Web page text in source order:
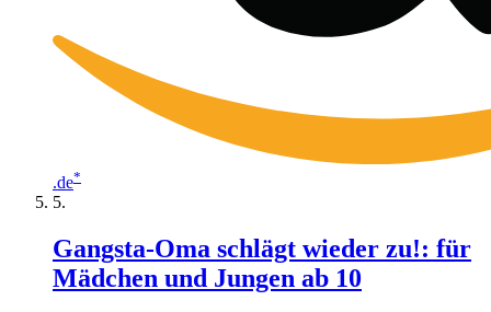
.de*
Gangsta-Oma schlägt wieder zu!: für
Mädchen und Jungen ab 10